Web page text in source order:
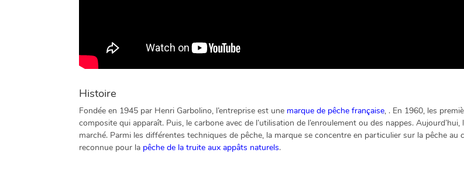
Histoire
Fondée en 1945 par Henri Garbolino, l’entreprise est une marque de pêche française, . En 1960, les
composite qui apparaît. Puis, le carbone avec de l’utilisation de l’enroulement ou des nappes.
marché. Parmi les différentes techniques de pêche, la marque se concentre en particulier sur la pêche au
reconnue pour la pêche de la truite aux appâts naturels.